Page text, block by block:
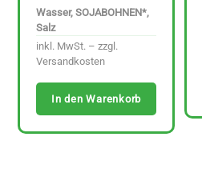
Wasser, SOJABOHNEN*,
Salz
inkl. MwSt. – zzgl.
Versandkosten
In den Warenkorb